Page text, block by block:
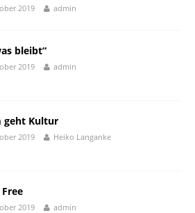
2019 admin
bleibt“
2019 admin
geht Kultur
2019 Heiko Langanke
2019 admin